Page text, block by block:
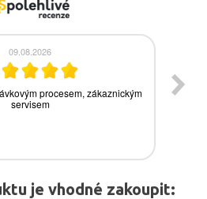
je vhodné zakoupit: